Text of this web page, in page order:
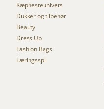
Kæphesteunivers
Dukker og tilbehør
Beauty
Dress Up
Fashion Bags
Læringsspil